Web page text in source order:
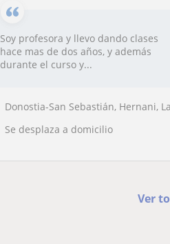
Soy profesora y llevo dando clases
hace mas de dos años, y además
durante el curso y...
Donostia-San Sebastián, Hernani, Lasarte-Oria
Se desplaza a domicilio
Ver